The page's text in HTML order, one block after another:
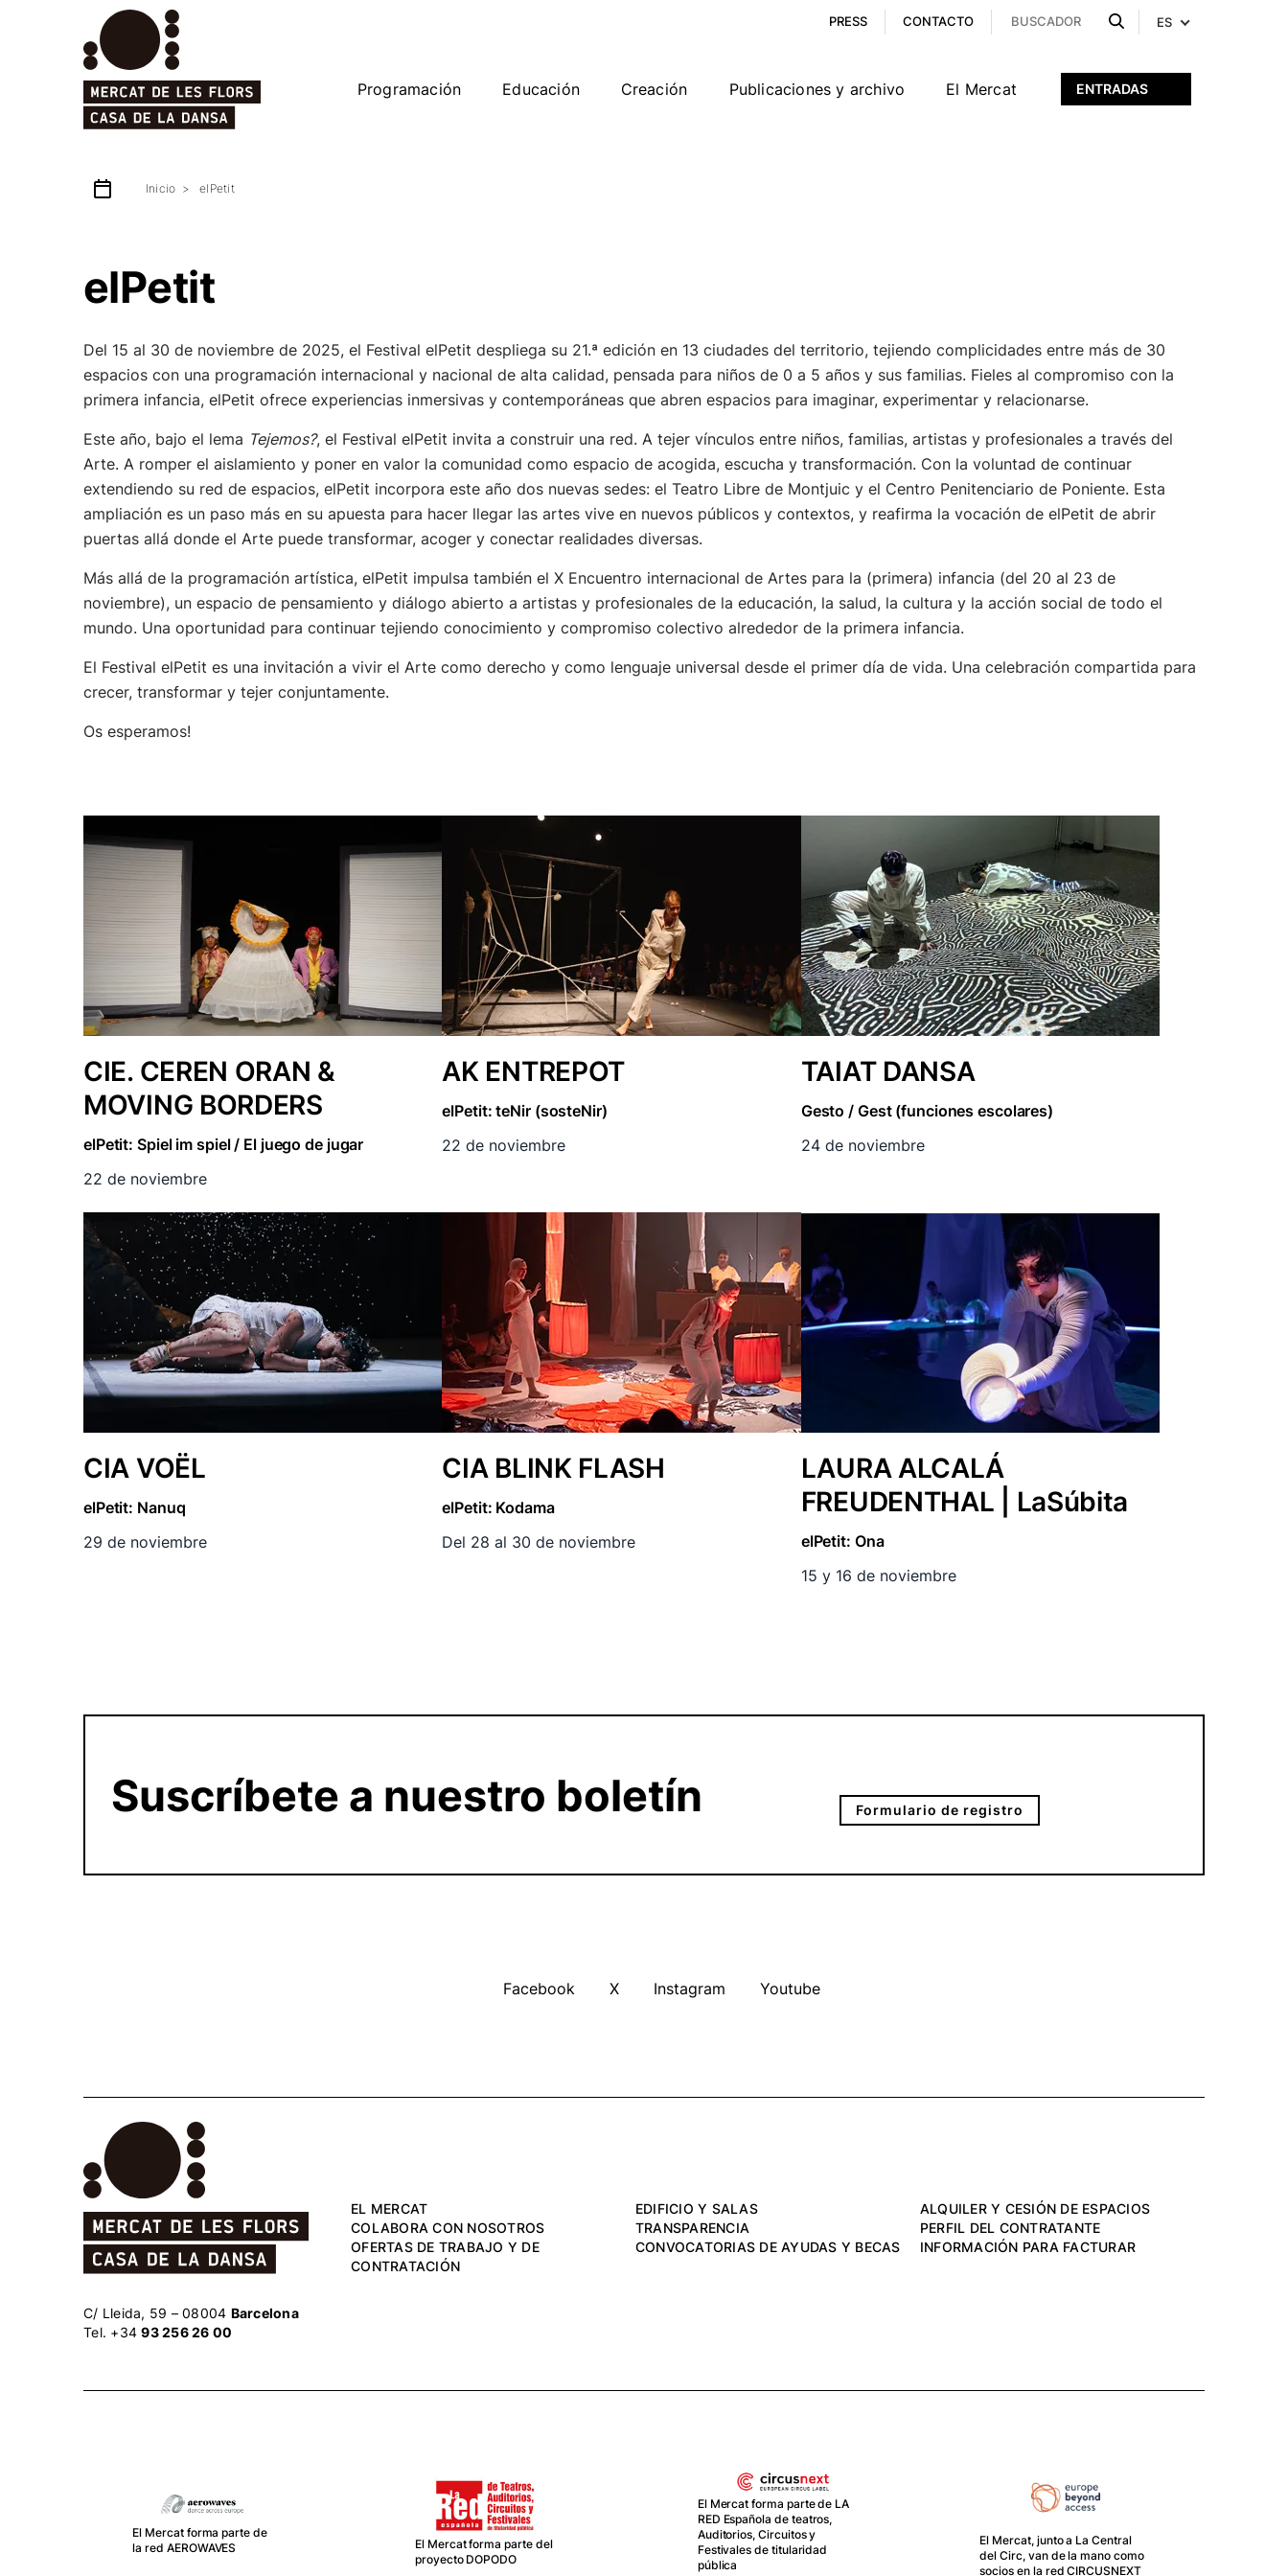
PRESS CONTACTO ES
ENTRADAS
Programación Educación Creación Publicaciones y archivo El Mercat
Inicio elPetit
elPetit
Del 15 al 30 de noviembre de 2025, el Festival elPetit despliega su 21.ª edición en 13 ciudades del territorio, tejiendo complicidades entre más de 30
espacios con una programación internacional y nacional de alta calidad, pensada para niños de 0 a 5 años y sus familias. Fieles al compromiso con la
primera infancia, elPetit ofrece experiencias inmersivas y contemporáneas que abren espacios para imaginar, experimentar y relacionarse.
Este año, bajo el lema Tejemos?, el Festival elPetit invita a construir una red. A tejer vínculos entre niños, familias, artistas y profesionales a través del
Arte. A romper el aislamiento y poner en valor la comunidad como espacio de acogida, escucha y transformación. Con la voluntad de continuar
extendiendo su red de espacios, elPetit incorpora este año dos nuevas sedes: el Teatro Libre de Montjuic y el Centro Penitenciario de Poniente. Esta
ampliación es un paso más en su apuesta para hacer llegar las artes vive en nuevos públicos y contextos, y reafirma la vocación de elPetit de abrir
puertas allá donde el Arte puede transformar, acoger y conectar realidades diversas.
Más allá de la programación artística, elPetit impulsa también el X Encuentro internacional de Artes para la (primera) infancia (del 20 al 23 de
noviembre), un espacio de pensamiento y diálogo abierto a artistas y profesionales de la educación, la salud, la cultura y la acción social de todo el
mundo. Una oportunidad para continuar tejiendo conocimiento y compromiso colectivo alrededor de la primera infancia.
El Festival elPetit es una invitación a vivir el Arte como derecho y como lenguaje universal desde el primer día de vida. Una celebración compartida para
crecer, transformar y tejer conjuntamente.
Os esperamos!
CIE. CEREN ORAN &
MOVING BORDERS
elPetit: Spiel im spiel / El juego de jugar
22 de noviembre
AK ENTREPOT
elPetit: teNir (sosteNir)
22 de noviembre
TAIAT DANSA
Gesto / Gest (funciones escolares)
24 de noviembre
CIA VOËL
elPetit: Nanuq
29 de noviembre
CIA BLINK FLASH
elPetit: Kodama
Del 28 al 30 de noviembre
LAURA ALCALÁ
FREUDENTHAL | LaSúbita
elPetit: Ona
15 y 16 de noviembre
Suscríbete a nuestro boletín Formulario de registro
Facebook X Instagram Youtube
EL MERCAT EDIFICIO Y SALAS
ALQUILER Y CESIÓN DE ESPACIOS
COLABORA CON NOSOTROS
TRANSPARENCIA
PERFIL DEL CONTRATANTE
OFERTAS DE TRABAJO Y DE
CONTRATACIÓN
CONVOCATORIAS DE AYUDAS Y BECAS INFORMACIÓN PARA FACTURAR
C/ Lleida, 59 – 08004 Barcelona
Tel. +3493 256 26 00
El Mercat forma parte de
la red AEROWAVES
El Mercat forma parte del
proyecto DOPODO
El Mercat forma parte de LA
RED Española de teatros,
Auditorios, Circuitos y
Festivales de titularidad
pública
El Mercat, junto a La Central
del Circ, van de la mano como
socios en la red CIRCUSNEXT